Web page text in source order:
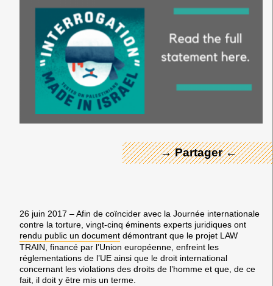
→ Partager ←
← Merci ! →
26 juin 2017 – Afin de coïncider avec la Journée internationale
contre la torture, vingt-cinq éminents experts juridiques ont
rendu public un document démontrant que le projet LAW
TRAIN, financé par l’Union européenne, enfreint les
réglementations de l’UE ainsi que le droit international
concernant les violations des droits de l’homme et que, de ce
fait, il doit y être mis un terme.